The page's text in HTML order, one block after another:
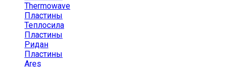
Thermowave
Пластины
Теплосила
Пластины
Ридан
Пластины
Ares